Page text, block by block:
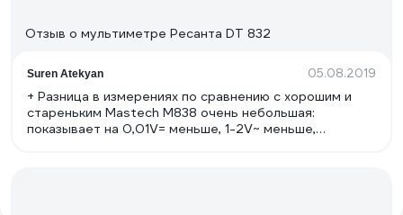
Отзыв о мультиметре Ресанта DT 832
Suren Atekyan 05.08.2019
+ Разница в измерениях по сравнению с хорошим и
стареньким Mastech M838 очень небольшая:
показывает на 0,01V= меньше, 1-2V~ меньше,